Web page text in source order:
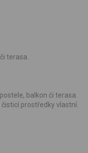
terasa.
balkon či terasa.
prostředky vlastní.